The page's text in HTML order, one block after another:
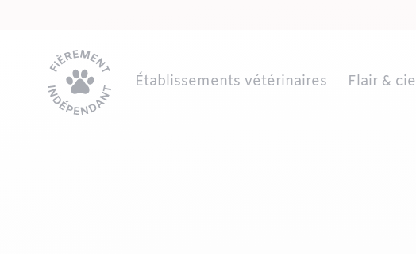
Établissements vétérinaires Flair & cie